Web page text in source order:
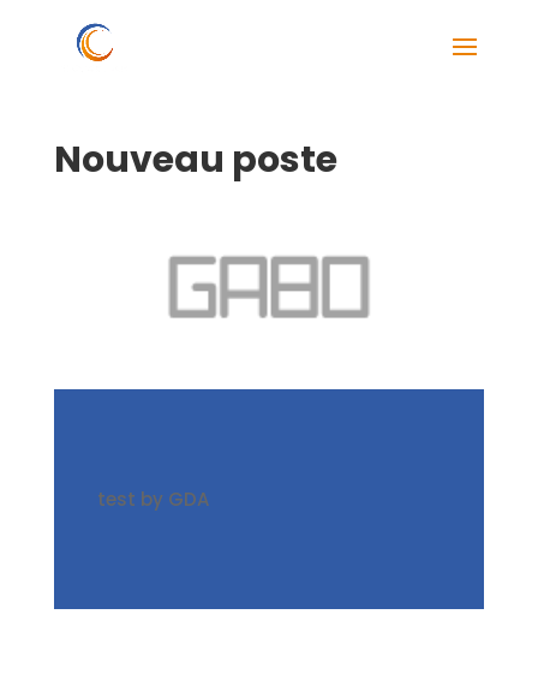
Nouveau poste
test by GDA